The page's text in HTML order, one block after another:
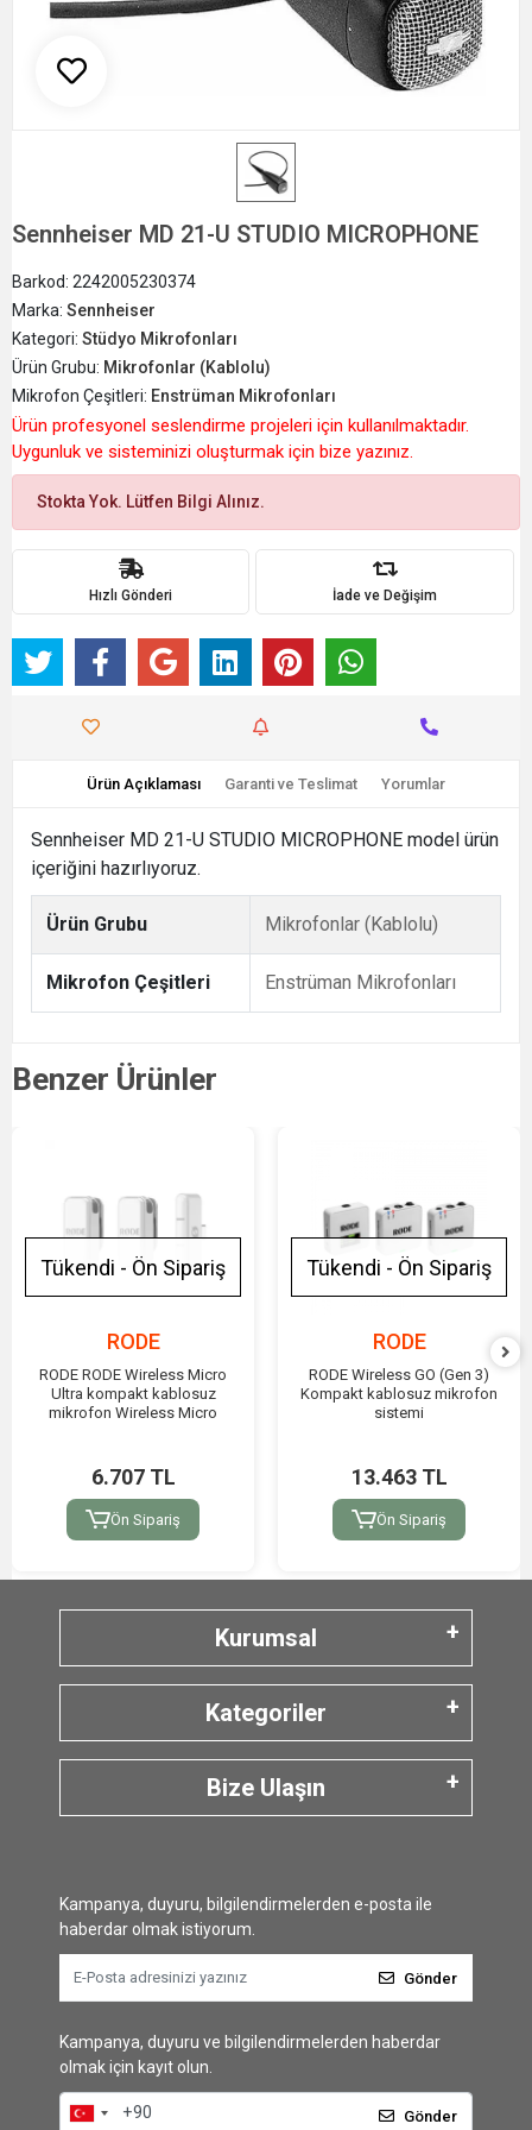
Sennheiser MD 21-U STUDIO MICROPHONE
Barkod: 2242005230374
Marka: Sennheiser
Kategori: Stüdyo Mikrofonları
Ürün Grubu: Mikrofonlar (Kablolu)
Mikrofon Çeşitleri: Enstrüman Mikrofonları
Ürün profesyonel seslendirme projeleri için kullanılmaktadır.
Uygunluk ve sisteminizi oluşturmak için bize yazınız.
Stokta Yok. Lütfen Bilgi Alınız.
Hızlı Gönderi İade ve Değişim
Ürün Açıklaması Garanti ve Teslimat Yorumlar
Sennheiser MD 21-U STUDIO MICROPHONE model ürün
içeriğini hazırlıyoruz.
Ürün Grubu Mikrofonlar (Kablolu)
Mikrofon Çeşitleri Enstrüman Mikrofonları
Benzer Ürünler
Tükendi - Ön Sipariş
RODE
RODE RODE Wireless Micro
Ultra kompakt kablosuz
mikrofon Wireless Micro
6.707 TL
Ön Sipariş
Tükendi - Ön Sipariş
RODE
RODE Wireless GO (Gen 3)
Kompakt kablosuz mikrofon
sistemi
13.463 TL
Ön Sipariş
Kurumsal
Kategoriler
Bize Ulaşın
Kampanya, duyuru, bilgilendirmelerden e-posta ile
haberdar olmak istiyorum.
Gönder
Kampanya, duyuru ve bilgilendirmelerden haberdar
olmak için kayıt olun.
Gönder